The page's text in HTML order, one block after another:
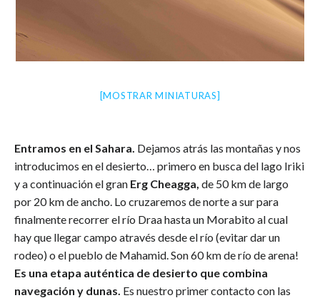
[MOSTRAR MINIATURAS]
Entramos en el Sahara. Dejamos atrás las montañas y nos
introducimos en el desierto… primero en busca del lago Iriki
y a continuación el gran Erg Cheagga, de 50 km de largo
por 20 km de ancho. Lo cruzaremos de norte a sur para
finalmente recorrer el río Draa hasta un Morabito al cual
hay que llegar campo através desde el río (evitar dar un
rodeo) o el pueblo de Mahamid. Son 60 km de río de arena!
Es una etapa auténtica de desierto que combina
navegación y dunas. Es nuestro primer contacto con las